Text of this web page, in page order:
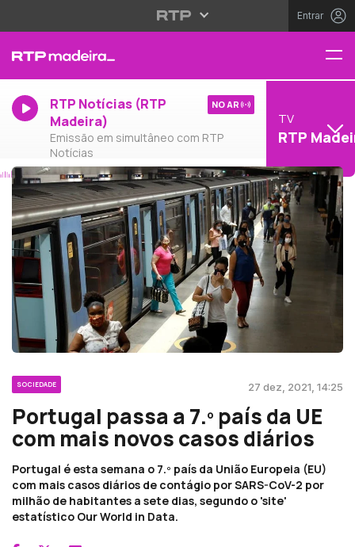
Entrar
RTP Notícias (RTP
Madeira)
Emissão em simultâneo com RTP
Notícias
NO AR
TV
RTP
SOCIEDADE 27 dez, 2021, 14:25
Portugal passa a 7.º país da UE
com mais novos casos diários
Portugal é esta semana o 7.º país da União Europeia (EU)
com mais casos diários de contágio por SARS-CoV-2 por
milhão de habitantes a sete dias, segundo o 'site'
estatístico Our World in Data.